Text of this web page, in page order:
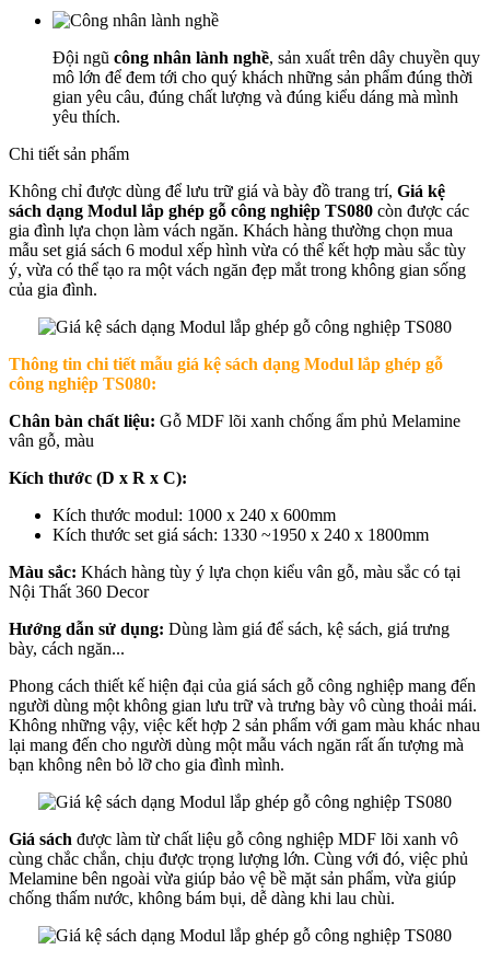
Đội ngũ công nhân lành nghề, sản xuất trên dây chuyền quy
mô lớn để đem tới cho quý khách những sản phẩm đúng thời
gian yêu câu, đúng chất lượng và đúng kiểu dáng mà mình
yêu thích.
Chi tiết sản phẩm
Không chỉ được dùng để lưu trữ giá và bày đồ trang trí, Giá kệ
sách dạng Modul lắp ghép gỗ công nghiệp TS080 còn được các
gia đình lựa chọn làm vách ngăn. Khách hàng thường chọn mua
mẫu set giá sách 6 modul xếp hình vừa có thể kết hợp màu sắc tùy
ý, vừa có thể tạo ra một vách ngăn đẹp mắt trong không gian sống
của gia đình.
Thông tin chi tiết mẫu giá kệ sách dạng Modul lắp ghép gỗ
công nghiệp TS080:
Chân bàn chất liệu: Gỗ MDF lõi xanh chống ẩm phủ Melamine
vân gỗ, màu
Kích thước (D x R x C):
Kích thước modul: 1000 x 240 x 600mm
Kích thước set giá sách: 1330 ~1950 x 240 x 1800mm
Màu sắc: Khách hàng tùy ý lựa chọn kiểu vân gỗ, màu sắc có tại
Nội Thất 360 Decor
Hướng dẫn sử dụng: Dùng làm giá để sách, kệ sách, giá trưng
bày, cách ngăn...
Phong cách thiết kế hiện đại của giá sách gỗ công nghiệp mang đến
người dùng một không gian lưu trữ và trưng bày vô cùng thoải mái.
Không những vậy, việc kết hợp 2 sản phẩm với gam màu khác nhau
lại mang đến cho người dùng một mẫu vách ngăn rất ấn tượng mà
bạn không nên bỏ lỡ cho gia đình mình.
Giá sách được làm từ chất liệu gỗ công nghiệp MDF lõi xanh vô
cùng chắc chắn, chịu được trọng lượng lớn. Cùng với đó, việc phủ
Melamine bên ngoài vừa giúp bảo vệ bề mặt sản phẩm, vừa giúp
chống thấm nước, không bám bụi, dễ dàng khi lau chùi.